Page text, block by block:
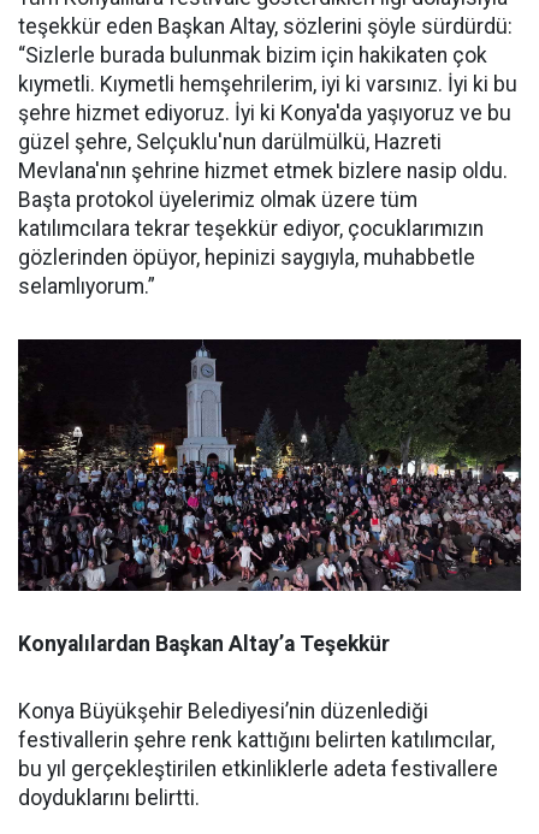
teşekkür eden Başkan Altay, sözlerini şöyle sürdürdü:
“Sizlerle burada bulunmak bizim için hakikaten çok
kıymetli. Kıymetli hemşehrilerim, iyi ki varsınız. İyi ki bu
şehre hizmet ediyoruz. İyi ki Konya'da yaşıyoruz ve bu
güzel şehre, Selçuklu'nun darülmülkü, Hazreti
Mevlana'nın şehrine hizmet etmek bizlere nasip oldu.
Başta protokol üyelerimiz olmak üzere tüm
katılımcılara tekrar teşekkür ediyor, çocuklarımızın
gözlerinden öpüyor, hepinizi saygıyla, muhabbetle
selamlıyorum.”
Konyalılardan Başkan Altay’a Teşekkür
Konya Büyükşehir Belediyesi’nin düzenlediği
festivallerin şehre renk kattığını belirten katılımcılar,
bu yıl gerçekleştirilen etkinliklerle adeta festivallere
doyduklarını belirtti.